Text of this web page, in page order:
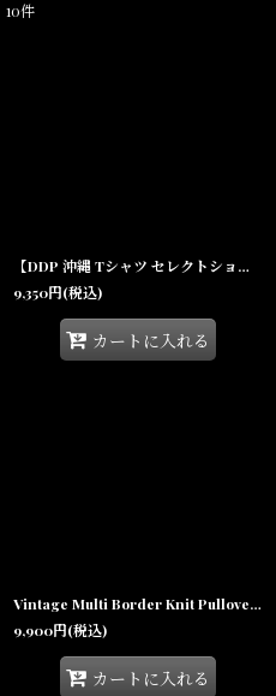
10件
【DDP 沖縄 Tシャツ セレクトショップ】× Tomason Art L/S Monster Tee White ドルマン スリーブ 長袖
9,350円(税込)
カートに入れる
Vintage Multi Border Knit Pullover ヴィンテージ ボーダー ニット プルオーバー
9,900円(税込)
カートに入れる